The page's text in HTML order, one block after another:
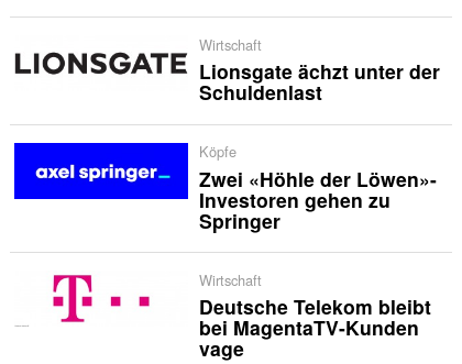
Wirtschaft
Lionsgate ächzt unter der
Schuldenlast
Köpfe
Zwei «Höhle der Löwen»-
Investoren gehen zu
Springer
Wirtschaft
Deutsche Telekom bleibt
bei MagentaTV-Kunden
vage